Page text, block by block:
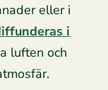
eller i
i
luften och